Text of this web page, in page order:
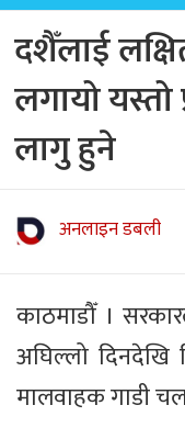
दशैँलाई
लगायो यस्तो
लागु हुने
अनलाइन डबली
काठमाडौँ ।
अघिल्लो दिनदेखि
मालवाहक गाडी